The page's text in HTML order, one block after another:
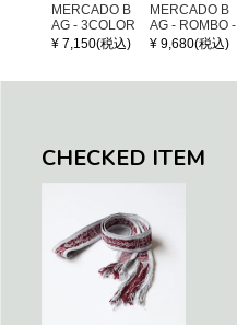
MERCADO B
AG - 3COLOR
S CHECK - Bl
ack / Dark Gre
¥ 7,150(税込)
MERCADO B
AG - ROMBO -
LONG HANDL
E - Silver / Whi
¥ 9,680(税込)
CHECKED ITEM